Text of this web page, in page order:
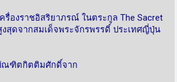
รื่องราชอิสริยาภรณ์ ในตระกูล The Sacret
งสุดจากสมเด็จพระจักรพรรดิ์ ประเทศญี่ปุ่น
ณฑิตกิตติมศักดิ์จาก